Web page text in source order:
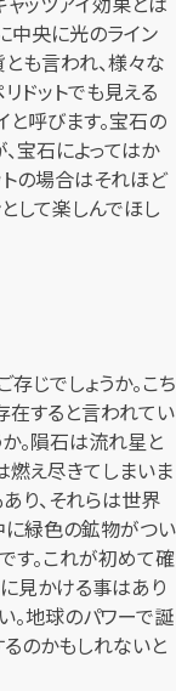
中央に光のライン
も言われ、様々な
ドットでも見える
と呼びます。宝石の
宝石によってはか
の場合はそれほど
して楽しんでほし
じでしょうか。こち
在すると言われてい
か。隕石は流れ星と
燃え尽きてしまいま
り、それらは世界
に緑色の鉱物がつい
す。これが初めて確
見かける事はあり
。地球のパワーで誕
のかもしれないと